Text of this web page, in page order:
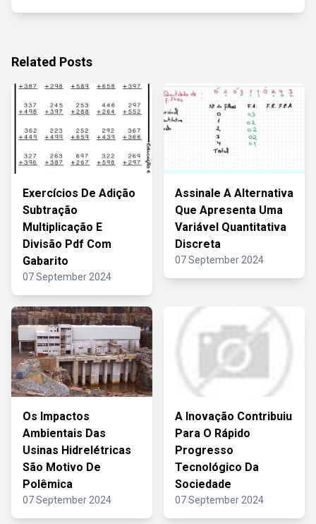
Related Posts
Exercícios De Adição
Subtração
Multiplicação E
Divisão Pdf Com
Gabarito
07 September 2024
Assinale A Alternativa
Que Apresenta Uma
Variável Quantitativa
Discreta
07 September 2024
Os Impactos
Ambientais Das
Usinas Hidrelétricas
São Motivo De
Polêmica
07 September 2024
A Inovação Contribuiu
Para O Rápido
Progresso
Tecnológico Da
Sociedade
07 September 2024